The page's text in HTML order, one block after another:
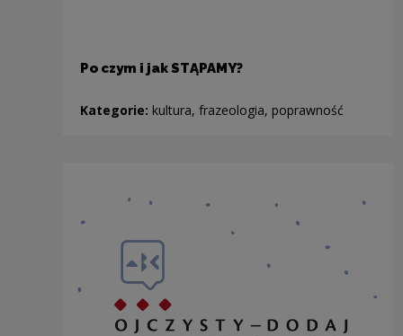
Po czym i jak STĄPAMY?
Kategorie: kultura, frazeologia, poprawność